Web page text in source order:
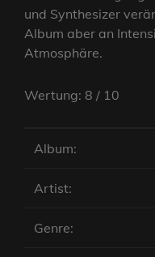
und Synthesizer
Album aber an
Atmosphäre.
Wertung: 8 / 10
Album:
Artist:
Genre: